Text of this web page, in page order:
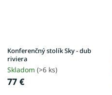
Konferenčný stolík Sky - dub
riviera
Skladom (>6 ks)
77 €